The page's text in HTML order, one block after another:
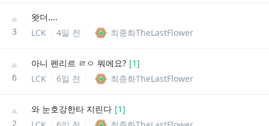
3
왓더....
LCK
4일 전 최종화TheLastFlower
6
아니 펜리르 ㄹㅇ 뭐에요? [1]
LCK
6일 전 최종화TheLastFlower
2
와 눈호강한타 지린다 [1]